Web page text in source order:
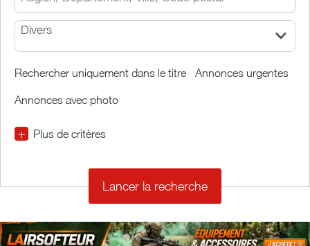
Divers
Rechercher uniquement dans le titre Annonces urgentes
Annonces avec photo
+ Plus de critères